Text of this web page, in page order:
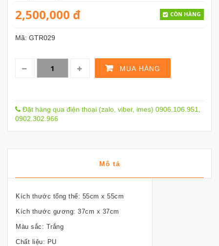
2,500,000 đ CÒN HÀNG
Mã: GTR029
MUA HÀNG
Đặt hàng qua điện thoại (zalo, viber, imes) 0906.106.951,
0902.302.966
Mô tả
Kích thước tổng thể: 55cm x 55cm
Kích thước gương: 37cm x 37cm
Màu sắc: Trắng
Chất liệu: PU